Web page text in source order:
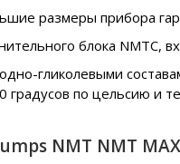
размеры прибора
блока NMTC,
гликолевыми
по цельсию и
NMT NMT